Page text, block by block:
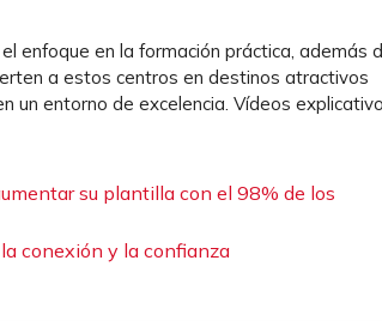
enfoque en la formación práctica, además
a estos centros en destinos atractivos
un entorno de excelencia. Vídeos
su plantilla con el 98% de los
conexión y la confianza